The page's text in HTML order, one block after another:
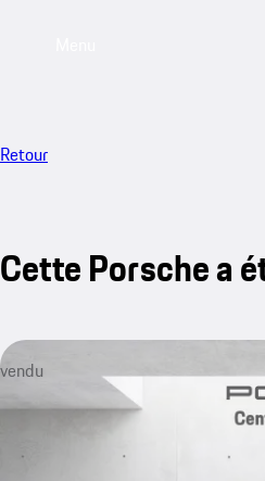
Retour
Cette Porsche a
vendu